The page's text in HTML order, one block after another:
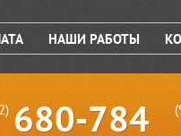
НАШИ РАБОТЫ
680-784